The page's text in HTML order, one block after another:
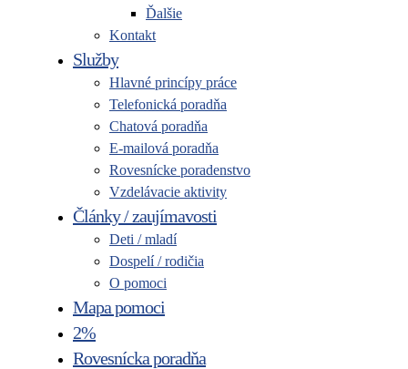
Ďalšie
Kontakt
Služby
Hlavné princípy práce
Telefonická poradňa
Chatová poradňa
E-mailová poradňa
Rovesnícke poradenstvo
Vzdelávacie aktivity
Články / zaujímavosti
Deti / mladí
Dospelí / rodičia
O pomoci
Mapa pomoci
2%
Rovesnícka poradňa